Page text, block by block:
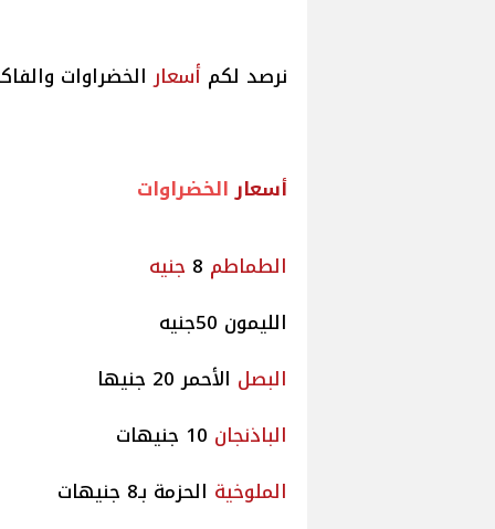
نرصد لكم أسعارالخضراوات
أسعارالخضراوات
الطماطم
جنيه
الليمون 50جنيه
البصل الأحمر 20 جنيها
الباذنجان
الملوخية الحزمة بـ8 جنيهات